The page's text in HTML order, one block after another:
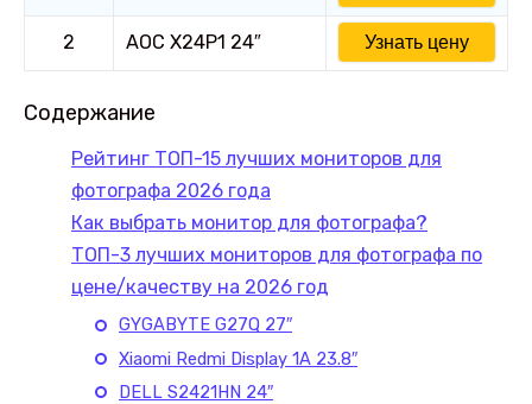
2 AOC X24P1 24″ Узнать цену
Содержание
Рейтинг ТОП-15 лучших мониторов для
фотографа 2026 года
Как выбрать монитор для фотографа?
ТОП-3 лучших мониторов для фотографа по
цене/качеству на 2026 год
GYGABYTE G27Q 27″
Xiaomi Redmi Display 1A 23.8″
DELL S2421HN 24″